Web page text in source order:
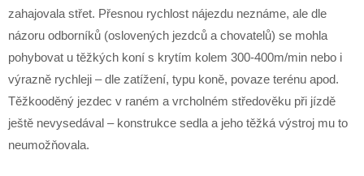
zahajovala střet. Přesnou rychlost nájezdu neznáme, ale dle
názoru odborníků (oslovených jezdců a chovatelů) se mohla
pohybovat u těžkých koní s krytím kolem 300-400m/min nebo i
výrazně rychleji – dle zatížení, typu koně, povaze terénu apod.
Těžkooděný jezdec v raném a vrcholném středověku při jízdě
ještě nevysedával – konstrukce sedla a jeho těžká výstroj mu to
neumožňovala.